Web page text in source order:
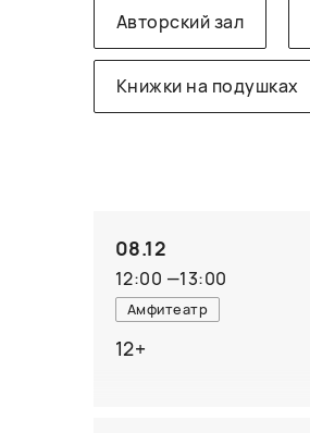
Авторский зал
Книжки на подушках
08.12
12:00 —13:00
Амфитеатр
12+